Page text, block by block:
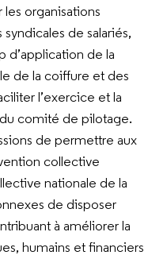
organisations
de salariés,
d’application de la
de la coiffure et des
l’exercice et la
comité de pilotage.
de permettre aux
collective
nationale de la
de disposer
à améliorer la
humains et financiers